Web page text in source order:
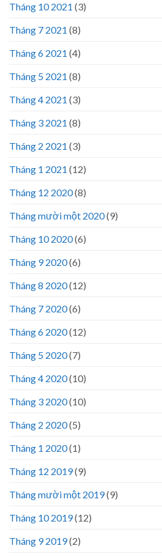
Tháng 10 2021 (3)
Tháng 7 2021 (8)
Tháng 6 2021 (4)
Tháng 5 2021 (8)
Tháng 4 2021 (3)
Tháng 3 2021 (8)
Tháng 2 2021 (3)
Tháng 1 2021 (12)
Tháng 12 2020(8)
Tháng mười một 2020(9)
Tháng 10 2020(6)
Tháng 9 2020(6)
Tháng 8 2020(12)
Tháng 7 2020(6)
Tháng 6 2020(12)
Tháng 5 2020(7)
Tháng 4 2020(10)
Tháng 3 2020(10)
Tháng 2 2020(5)
Tháng 1 2020(1)
Tháng 12 2019(9)
Tháng mười một 2019(9)
Tháng 10 2019(12)
Tháng 9 2019(2)